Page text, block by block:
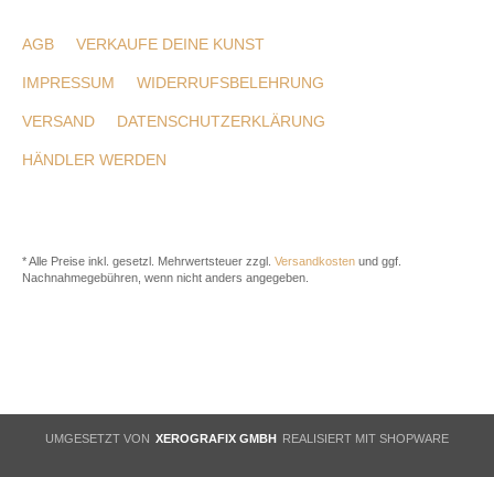
AGB VERKAUFE DEINE KUNST
IMPRESSUM WIDERRUFSBELEHRUNG
VERSAND DATENSCHUTZERKLÄRUNG
HÄNDLER WERDEN
* Alle Preise inkl. gesetzl. Mehrwertsteuer zzgl. Versandkosten und ggf.
Nachnahmegebühren, wenn nicht anders angegeben.
UMGESETZT VON XEROGRAFIX GMBH REALISIERT MIT SHOPWARE